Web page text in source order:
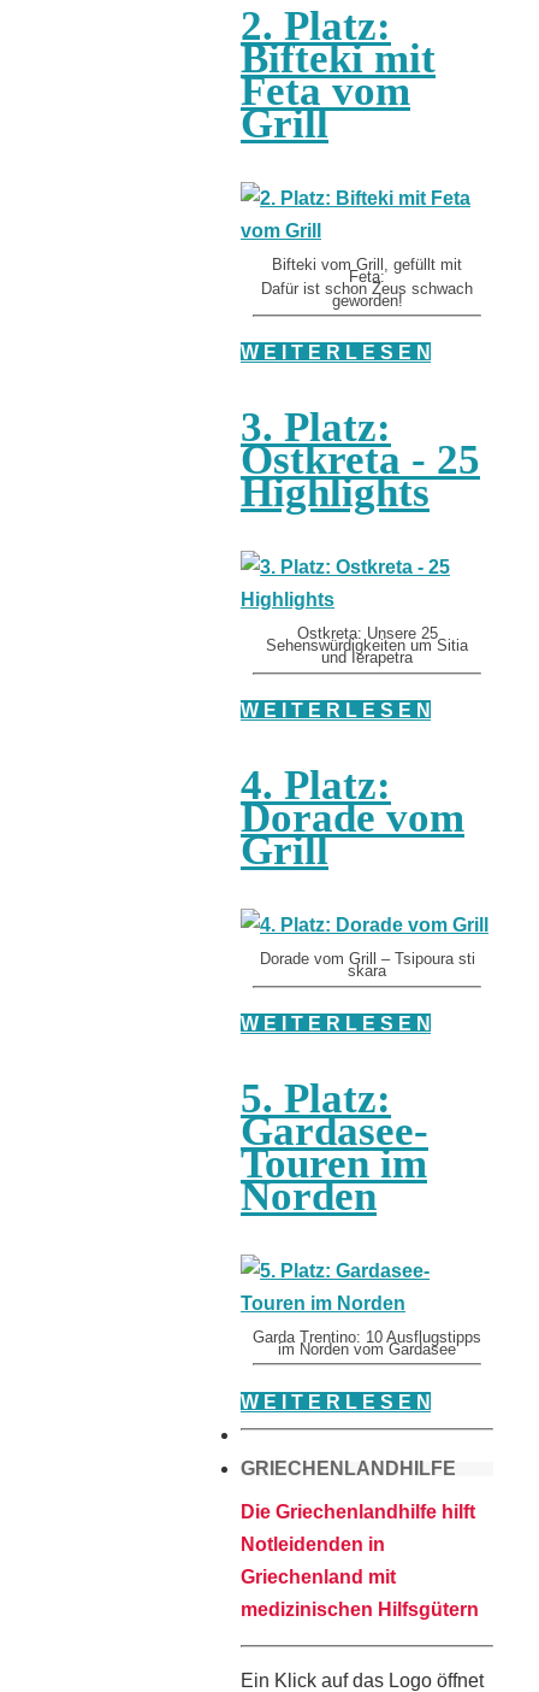
2. Platz:
Bifteki mit
Feta vom
Grill
Bifteki vom Grill, gefüllt mit
Feta:
Dafür ist schon Zeus schwach
geworden!
W E I T E R L E S E N
3. Platz:
Ostkreta - 25
Highlights
Ostkreta: Unsere 25
Sehenswürdigkeiten um Sitia
und Ierapetra
W E I T E R L E S E N
4. Platz:
Dorade vom
Grill
Dorade vom Grill – Tsipoura sti
skara
W E I T E R L E S E N
5. Platz:
Gardasee-
Touren im
Norden
Garda Trentino: 10 Ausflugstipps
im Norden vom Gardasee
W E I T E R L E S E N
GRIECHENLANDHILFE
Die Griechenlandhilfe hilft
Notleidenden in
Griechenland mit
medizinischen Hilfsgütern
Ein Klick auf das Logo öffnet